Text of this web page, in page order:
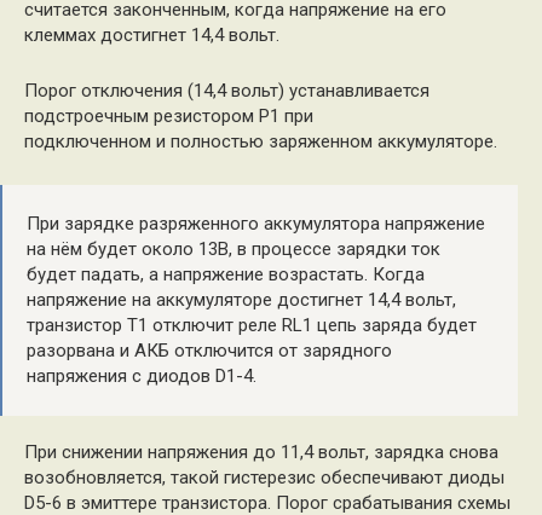
считается законченным, когда напряжение на его
клеммах достигнет 14,4 вольт.
Порог отключения (14,4 вольт) устанавливается
подстроечным резистором Р1 при
подключенном и полностью заряженном аккумуляторе.
При зарядке разряженного аккумулятора напряжение
на нём будет около 13В, в процессе зарядки ток
будет падать, а напряжение возрастать. Когда
напряжение на аккумуляторе достигнет 14,4 вольт,
транзистор Т1 отключит реле RL1 цепь заряда будет
разорвана и АКБ отключится от зарядного
напряжения с диодов D1-4.
При снижении напряжения до 11,4 вольт, зарядка снова
возобновляется, такой гистерезис обеспечивают диоды
D5-6 в эмиттере транзистора. Порог срабатывания схемы